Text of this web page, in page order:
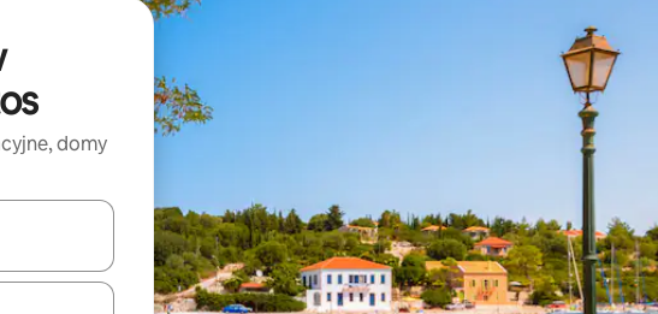
domy
się po nich za pomocą klawiszy strzałek w górę i w dół lub przeglądać je za